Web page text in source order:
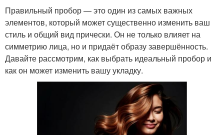
Правильный пробор — это один из самых важных
элементов, который может существенно изменить ваш
стиль и общий вид прически. Он не только влияет на
симметрию лица, но и придаёт образу завершённость.
Давайте рассмотрим, как выбрать идеальный пробор и
как он может изменить вашу укладку.